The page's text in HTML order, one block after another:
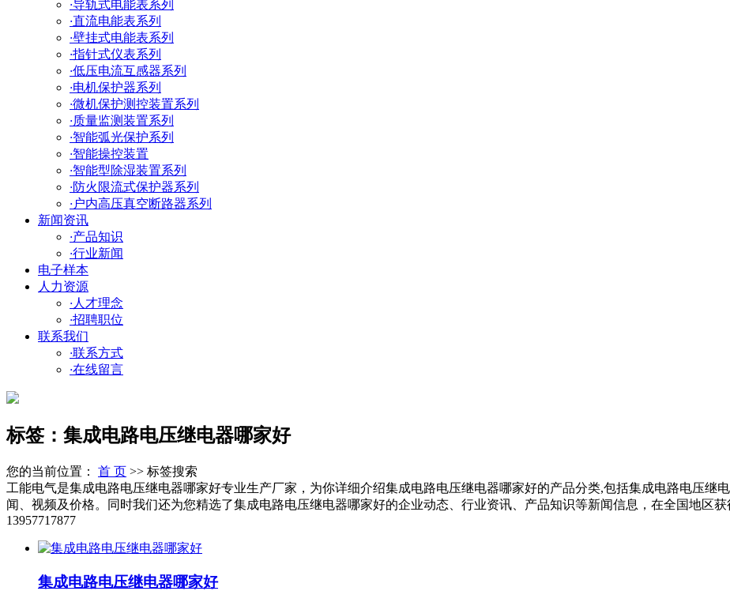
·导轨式电能表系列
·直流电能表系列
·壁挂式电能表系列
·指针式仪表系列
·低压电流互感器系列
·电机保护器系列
·微机保护测控装置系列
·质量监测装置系列
·智能弧光保护系列
·智能操控装置
·智能型除湿装置系列
·防火限流式保护器系列
· 户内高压真空断路器系列
新闻资讯
·产品知识
·行业新闻
电子样本
人力资源
· 人才理念
·招聘职位
联系我们
·联系方式
·在线留言
标签：集成电路电压继电器哪家好
您的当前位置： 首 页 >> 标签搜索
工能电气是集成电路电压继电器哪家好专业生产厂家，为你详细介绍集成电路电压继电器哪家好的产品分类,包括集成电路电压继
闻、视频及价格。同时我们还为您精选了集成电路电压继电器哪家好的企业动态、行业资讯、产品知识等新闻信息，在全国地区
13957717877
集成电路电压继电器哪家好